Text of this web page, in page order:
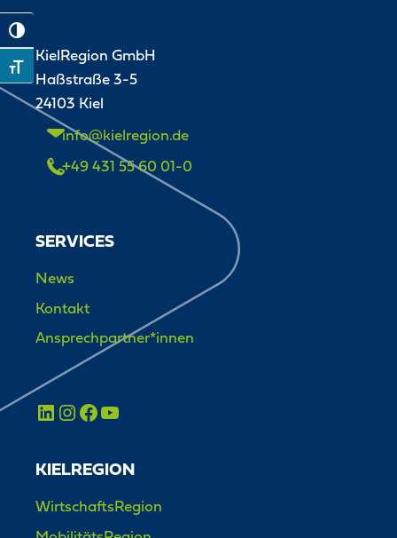
Toggle High Contrast
Toggle Font size
KielRegion GmbH
Haßstraße 3-5
24103 Kiel
info@kielregion.de
+49 431 55 60 01-0
SERVICES
News
Kontakt
Ansprechpartner*innen
KIELREGION
WirtschaftsRegion